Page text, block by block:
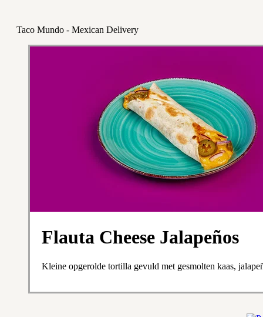
Taco Mundo - Mexican Delivery
Flauta Cheese Jalapeños
Kleine opgerolde tortilla gevuld met gesmolten kaas,